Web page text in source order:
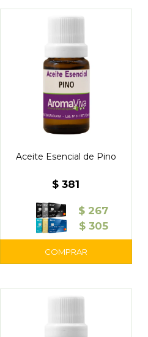
Aceite Esencial de Pino
$ 381
$ 267
$ 305